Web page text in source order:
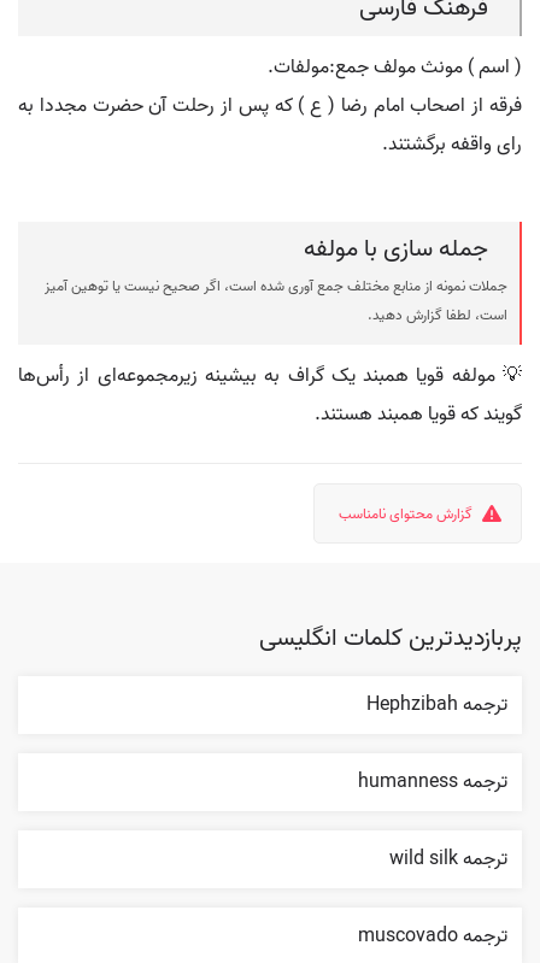
فرهنگ فارسی
( اسم ) مونث مولف جمع:مولفات.
فرقه از اصحاب امام رضا ( ع ) که پس از رحلت آن حضرت مجددا به
رای واقفه برگشتند.
جمله سازی با مولفه
جملات نمونه از منابع مختلف جمع آوری شده است، اگر صحیح نیست یا توهین آمیز
است، لطفا گزارش دهید.
💡 مولفه قویا همبند یک گراف به بیشینه زیرمجموعه‌ای از رأس‌ها
گویند که قویا همبند هستند.
گزارش محتوای نامناسب
پربازدیدترین کلمات انگلیسی
ترجمه Hephzibah
ترجمه humanness
ترجمه wild silk
ترجمه muscovado